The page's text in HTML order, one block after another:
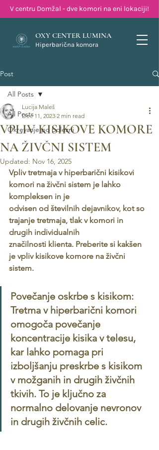
V centru Domžal - dve komori na eni lokaciji!
OXY CENTER LUMINA
Hiperbarična komora
Post
All Posts
Okrevanje po bolezni
All Posts
VPLIV KISIKOVE KOMORE
NA ŽIVČNI SISTEM
Lucija Maleš
Dec 11, 2023 2 min read
Updated: Nov 16, 2025
Vpliv tretmaja v hiperbarični kisikovi
komori na živčni sistem je lahko
kompleksen in je
odvisen od številnih dejavnikov, kot so
trajanje tretmaja, tlak v komori in
drugih individualnih
značilnosti klienta. Preberite si kakšen
je vpliv kisikove komore na živčni
sistem.
Povečanje oskrbe s kisikom:
Tretma v hiperbarični komori
omogoča povečanje
koncentracije kisika v telesu,
kar lahko pomaga pri
izboljšanju preskrbe s kisikom
v možganih in drugih živčnih
tkivih. To je ključno za
normalno delovanje nevronov
in drugih živčnih celic.